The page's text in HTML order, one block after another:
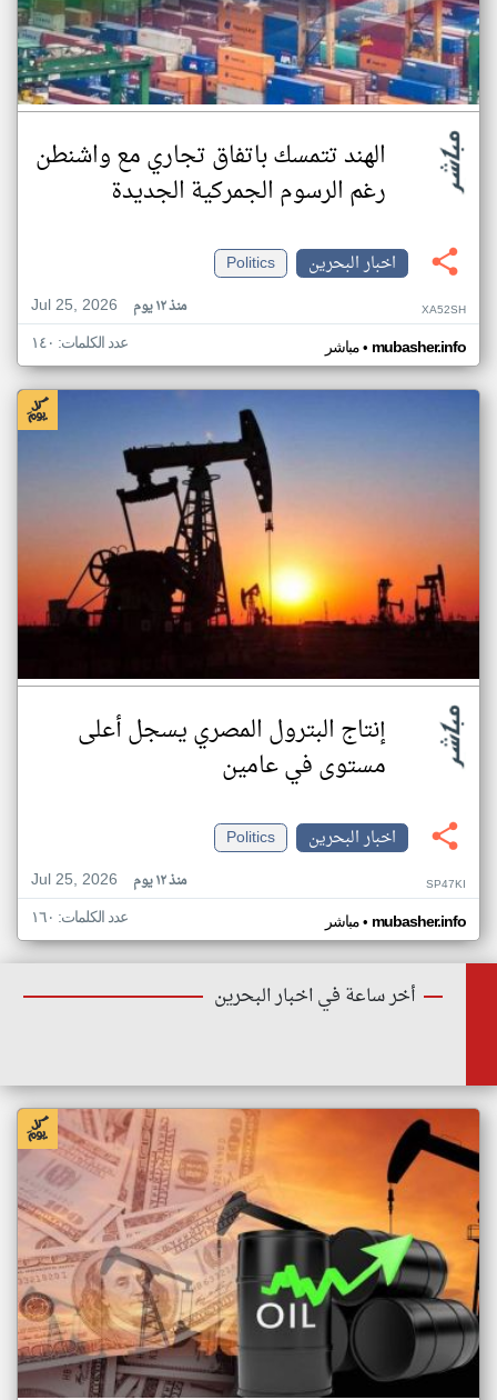
الهند تتمسك باتفاق تجاري مع واشنطن
رغم الرسوم الجمركية الجديدة
اخبار البحرين
Politics
Jul 25, 2026
منذ ١٢ يوم XA52SH
مباشر• mubasher.info عدد الكلمات: ١٤٠
إنتاج البترول المصري يسجل أعلى
مستوى في عامين
اخبار البحرين
Politics
Jul 25, 2026
منذ ١٢ يوم SP47KI
مباشر• mubasher.info عدد الكلمات: ١٦٠
أخر ساعة في اخبار البحرين